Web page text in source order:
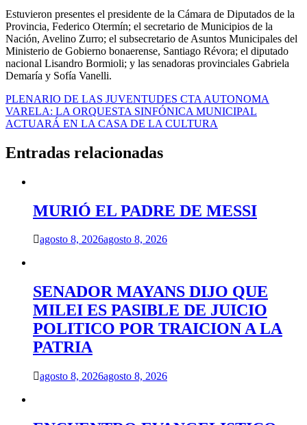
Estuvieron presentes el presidente de la Cámara de Diputados de la
Provincia, Federico Otermín; el secretario de Municipios de la
Nación, Avelino Zurro; el subsecretario de Asuntos Municipales del
Ministerio de Gobierno bonaerense, Santiago Révora; el diputado
nacional Lisandro Bormioli; y las senadoras provinciales Gabriela
Demaría y Sofía Vanelli.
Navegación
de
PLENARIO DE LAS JUVENTUDES CTA AUTONOMA
VARELA: LA ORQUESTA SINFÓNICA MUNICIPAL
ACTUARÁ EN LA CASA DE LA CULTURA
Entradas relacionadas
MURIÓ EL PADRE DE MESSI
agosto 8, 2026agosto 8, 2026
SENADOR MAYANS DIJO QUE
MILEI ES PASIBLE DE JUICIO
POLITICO POR TRAICION A LA
PATRIA
agosto 8, 2026agosto 8, 2026